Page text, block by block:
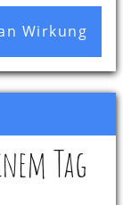
Wirkung
Tag